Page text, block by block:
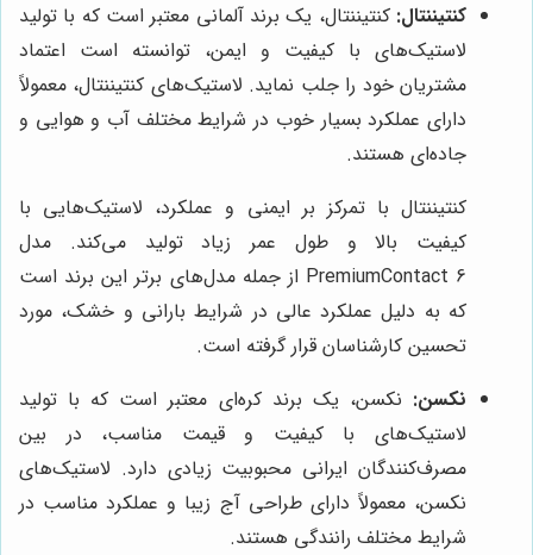
کنتیننتال: کنتیننتال، یک برند آلمانی معتبر است که با تولید
لاستیک‌های با کیفیت و ایمن، توانسته است اعتماد
مشتریان خود را جلب نماید. لاستیک‌های کنتیننتال، معمولاً
دارای عملکرد بسیار خوب در شرایط مختلف آب و هوایی و
جاده‌ای هستند.
کنتیننتال با تمرکز بر ایمنی و عملکرد، لاستیک‌هایی با
کیفیت بالا و طول عمر زیاد تولید می‌کند. مدل
PremiumContact 6 از جمله مدل‌های برتر این برند است
که به دلیل عملکرد عالی در شرایط بارانی و خشک، مورد
تحسین کارشناسان قرار گرفته است.
نکسن: نکسن، یک برند کره‌ای معتبر است که با تولید
لاستیک‌های با کیفیت و قیمت مناسب، در بین
مصرف‌کنندگان ایرانی محبوبیت زیادی دارد. لاستیک‌های
نکسن، معمولاً دارای طراحی آج زیبا و عملکرد مناسب در
شرایط مختلف رانندگی هستند.